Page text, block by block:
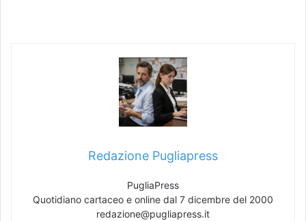
Redazione Pugliapress
PugliaPress
Quotidiano cartaceo e online dal 7 dicembre del 2000
redazione@pugliapress.it